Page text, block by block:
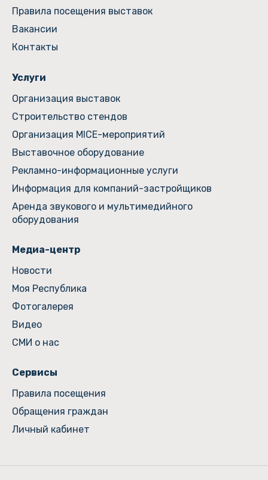
Правила посещения выставок
Вакансии
Контакты
Услуги
Организация выставок
Строительство стендов
Организация MICE-мероприятий
Выставочное оборудование
Рекламно-информационные услуги
Информация для компаний-застройщиков
Аренда звукового и мультимедийного
оборудования
Медиа-центр
Новости
Моя Республика
Фотогалерея
Видео
СМИ о нас
Сервисы
Правила посещения
Обращения граждан
Личный кабинет